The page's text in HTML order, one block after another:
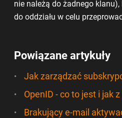
nie należą do żadnego
do oddziału w celu
Powiązane artykuły
Jak zarządzać
OpenID - co to jest i jak
Brakujący e-mail